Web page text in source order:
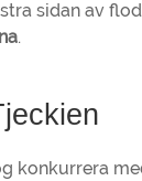
sidan av
.
konkurrera